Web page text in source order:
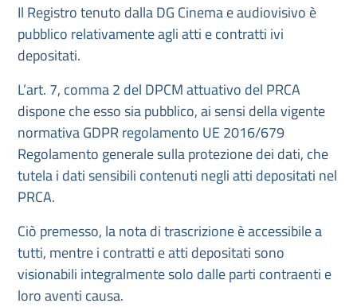
Il Registro tenuto dalla DG Cinema e audiovisivo è
pubblico relativamente agli atti e contratti ivi
depositati.
L’art. 7, comma 2 del DPCM attuativo del PRCA
dispone che esso sia pubblico, ai sensi della vigente
normativa GDPR regolamento UE 2016/679
Regolamento generale sulla protezione dei dati, che
tutela i dati sensibili contenuti negli atti depositati nel
PRCA.
Ciò premesso, la nota di trascrizione è accessibile a
tutti, mentre i contratti e atti depositati sono
visionabili integralmente solo dalle parti contraenti e
loro aventi causa.